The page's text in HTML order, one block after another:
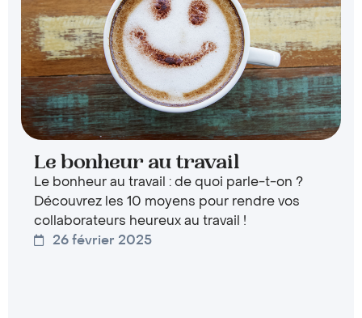
Le bonheur au travail
Le bonheur au travail : de quoi parle-t-on ?
Découvrez les 10 moyens pour rendre vos
collaborateurs heureux au travail !
26 février 2025